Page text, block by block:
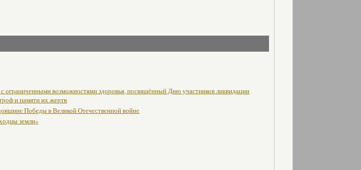
ограниченными возможностями здоровья, посвящённый Дню участников ликвидации
и памяти их жертв
Победы в Великой Отечественной войне
земли»